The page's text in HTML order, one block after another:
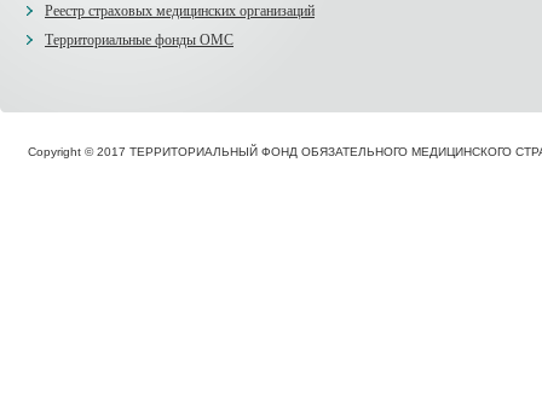
Реестр страховых медицинских организаций
Территориальные фонды ОМС
Copyright © 2017 ТЕРРИТОРИАЛЬНЫЙ ФОНД ОБЯЗАТЕЛЬНОГО МЕДИЦИНСКОГО